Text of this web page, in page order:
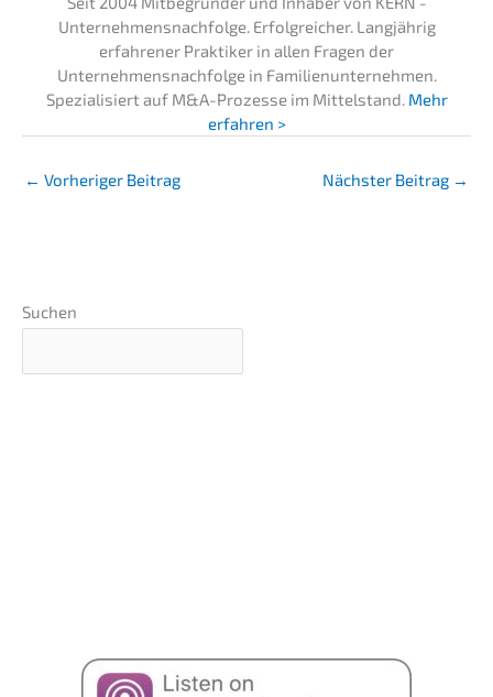
Unternehmensnachfolge. Erfolgreicher. Langjährig
erfahrener Praktiker in allen Fragen der
Unternehmensnachfolge in Familienunternehmen.
Spezialisiert auf M&A-Prozesse im Mittelstand. Mehr
erfahren >
← Vorheriger Beitrag Nächster Beitrag →
Suchen